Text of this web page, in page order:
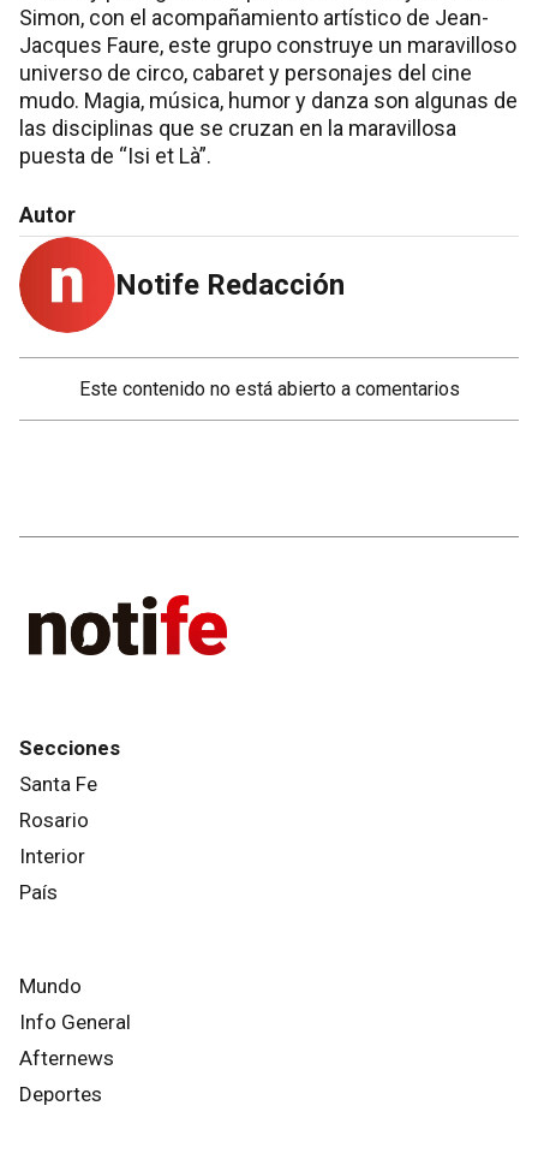
Simon, con el acompañamiento artístico de Jean-
Jacques Faure, este grupo construye un maravilloso
universo de circo, cabaret y personajes del cine
mudo. Magia, música, humor y danza son algunas de
las disciplinas que se cruzan en la maravillosa
puesta de “Isi et Là”.
Autor
Notife Redacción
Este contenido no está abierto a comentarios
Secciones
Santa Fe
Rosario
Interior
País
Mundo
Info General
Afternews
Deportes